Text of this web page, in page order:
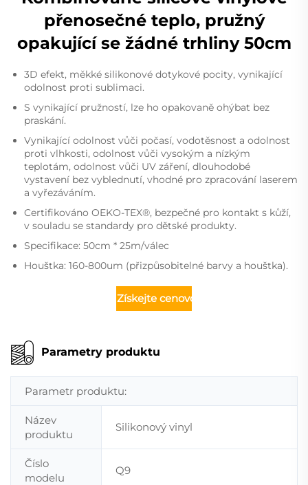
přenosečné teplo, pružný
opakující se žádné trhliny 50cm
3D efekt, měkké silikonové dotykové pocity, vynikající
odolnost proti sublimaci.
S vynikající pružností, lze ho opakovaně ohýbat bez
praskání.
Vynikající odolnost vůči počasí, vodotěsnost a odolnost
proti vlhkosti, odolnost vůči vysokým a nízkým
teplotám, odolnost vůči UV záření, dlouhodobé
vystavení bez vyblednutí, vhodné pro zpracování laserem
a vyřezáváním.
Certifikováno OEKO-TEX®, bezpečné pro kontakt s kůží,
v souladu se standardy pro dětské produkty.
Specifikace: 50cm * 25m/válec
Houštka: 160-800um (přizpůsobitelné barvy a houštka).
Získejte cenovou nabídku
Parametry produktu
Parametr produktu:
Název
produktu
Silikonový vinyl
Číslo
modelu
Q9